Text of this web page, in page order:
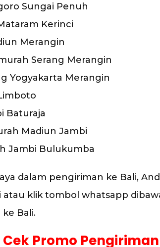
Sungai Penuh
Kerinci
Merangin
Serang Merangin
Yogyakarta Merangin
Baturaja
Madiun Jambi
Jambi Bulukumba
dalam pengiriman ke Bali,
atau klik tombol whatsapp
Bali.
Cek Promo